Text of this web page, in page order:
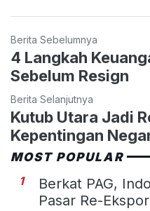
Berita Sebelumnya
4 Langkah
Sebelum Resign
Berita Selanjutnya
Kutub Utara Jadi
Kepentingan
MOST POPULAR
1
Berkat PAG,
Pasar Re-